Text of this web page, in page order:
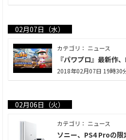
02月07日（水）
カテゴリ： ニュース
『パワプロ』最新作
2018年02月07日 19時30
02月06日（火）
カテゴリ： ニュース
ソニー、PS4 Proの